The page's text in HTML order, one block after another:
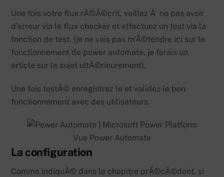
Une fois votre flux rÃ©Ã©crit, veillez Ã ne pas avoir
d’erreur via le flux checker et effectuez un test via la
fonction de test. (je ne vais pas m’Ã©tendre ici sur le
fonctionnement de power automate, je ferais un
article sur le sujet ultÃ©rieurement).
Une fois testÃ© enregistrez le et validez le bon
fonctionnement avec des utilisateurs.
Vue Power Automate
La configuration
Comme indiquÃ© dans le chapitre prÃ©cÃ©dent, si